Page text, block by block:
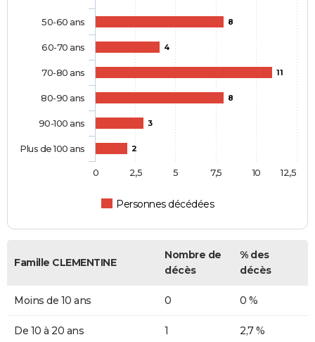
8
4
11
8
3
2
Personnes décédées
50-60 ans
60-70 ans
70-80 ans
80-90 ans
90-100 ans
Plus de 100 ans
0 10
2,5 5 7,5 12,5
Famille CLEMENTINE
Nombre de
décès
% des
décès
Moins de 10 ans 0 0 %
De 10 à 20 ans 1 2,7 %